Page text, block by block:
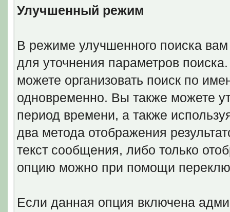
Улучшенный режим
В режиме улучшенного поиска
для уточнения параметров
можете организовать поиск по
одновременно. Вы также можете
период времени, а также
два метода отображения
текст сообщения, либо только
опцию можно при помощи
Если данная опция включена